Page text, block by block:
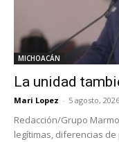
MICHOACÁN
La unidad
Mari Lopez - 5 agosto, 2026
Redacción/Grupo
legítimas, diferencias